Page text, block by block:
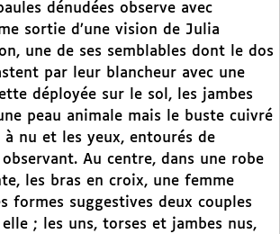
dénudées observe avec
sortie d’une vision de Julia
une de ses semblables dont le dos
par leur blancheur avec une
déployée sur le sol, les jambes
peau animale mais le buste cuivré
nu et les yeux, entourés de
Au centre, dans une robe
les bras en croix, une femme
formes suggestives deux couples
; les uns, torses et jambes nus,